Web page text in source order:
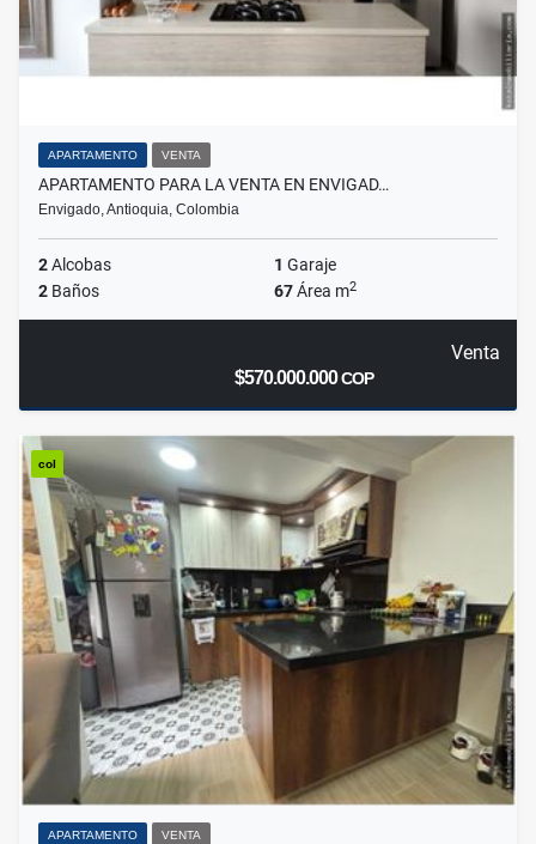
APARTAMENTO VENTA
APARTAMENTO PARA LA VENTA EN ENVIGAD…
Envigado, Antioquia, Colombia
2Alcobas 1 Garaje
2 Baños 67Área m2
Venta
$570.000.000COP
col
APARTAMENTO VENTA